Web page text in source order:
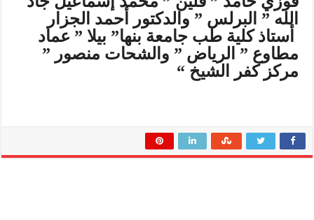
الله ” البرلس ” والدكتور أحمد الجزار
أستاذ كلية طب جامعة بنها” بيلا ” عماد
مطاوع ” الرياض ” والشحات منصور ”
مركز كفر الشيخ “